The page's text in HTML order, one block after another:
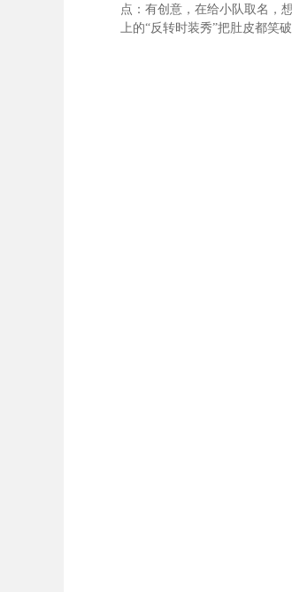
点：有创意，在给小队取名，
上的“反转时装秀”把肚皮都笑破